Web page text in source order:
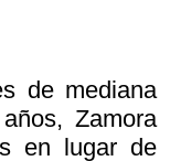
de mediana
Zamora
en lugar de